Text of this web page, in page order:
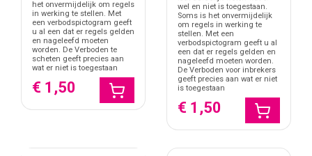
het onvermijdelijk om regels
in werking te stellen. Met
een verbodspictogram geeft
u al een dat er regels gelden
en nageleefd moeten
worden. De Verboden te
scheten geeft precies aan
wat er niet is toegestaan
€ 1,50
wel en niet is toegestaan.
Soms is het onvermijdelijk
om regels in werking te
stellen. Met een
verbodspictogram geeft u al
een dat er regels gelden en
nageleefd moeten worden.
De Verboden voor inbrekers
geeft precies aan wat er niet
is toegestaan
€ 1,50